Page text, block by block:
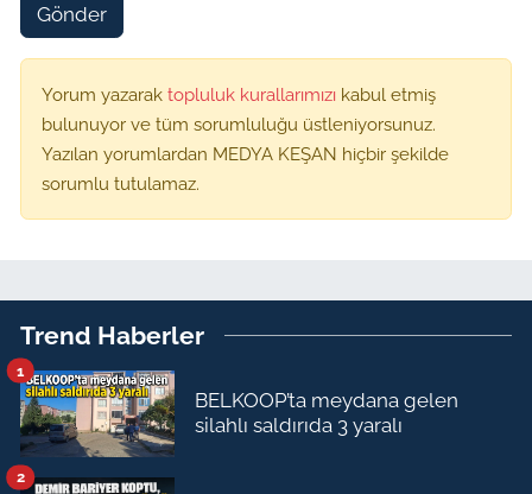
Gönder
Yorum yazarak topluluk kurallarımızı kabul etmiş
bulunuyor ve tüm sorumluluğu üstleniyorsunuz.
Yazılan yorumlardan MEDYA KEŞAN hiçbir şekilde
sorumlu tutulamaz.
Trend Haberler
BELKOOP’ta meydana gelen
silahlı saldırıda 3 yaralı
1
2